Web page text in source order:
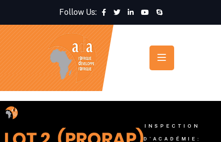
Follow Us:
INSPECTION
D’ACADÉMIE: